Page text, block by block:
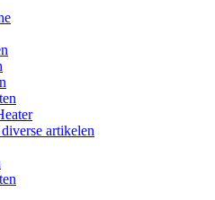
artikelen